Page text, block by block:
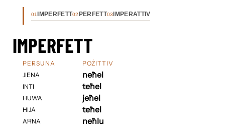
01 IMPERFETT02 PERFETT03 IMPERATTIV
IMPERFETT
PERSUNA
JIENA
INTI
HUWA
HIJA
AĦNA
POŻITTIV
neħel
teħel
jeħel
teħel
neħlu